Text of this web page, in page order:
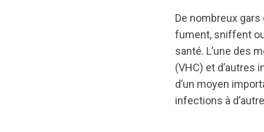
De nombreux
fument, sniffent
santé. L’une des
(VHC) et d’autres
d’un moyen
infections à